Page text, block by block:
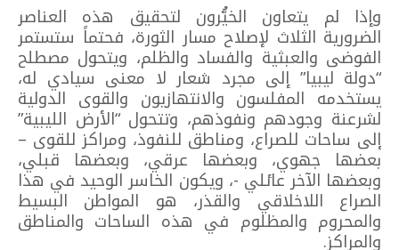
وإذا لم يتعاون الخيُّرون لتحقيق هذه العناصر
الضرورية الثلاث لإصلاح مسار الثورة، فحتماً ستستمر
الفوضى والعبثية والفساد والظلم، ويتحول مصطلح
“دولة ليبيا” إلى مجرد شعار لا معنى سيادي له،
يستخدمه المفلسون والانتهازيون والقوى الدولية
لشرعنة وجودهم ونفوذهم، وتتحول “الأرض الليبية”
إلى ساحات للصراع، ومناطق للنفوذ، ومراكز للقوى –
بعضها جهوي، وبعضها عرقي، وبعضها قبلي،
وبعضها الآخر عائلي -، ويكون الخاسر الوحيد في هذا
الصراع اللاخلاقي والقذر، هو المواطن البسيط
والمحروم والمظلوم في هذه الساحات والمناطق
والمراكز.